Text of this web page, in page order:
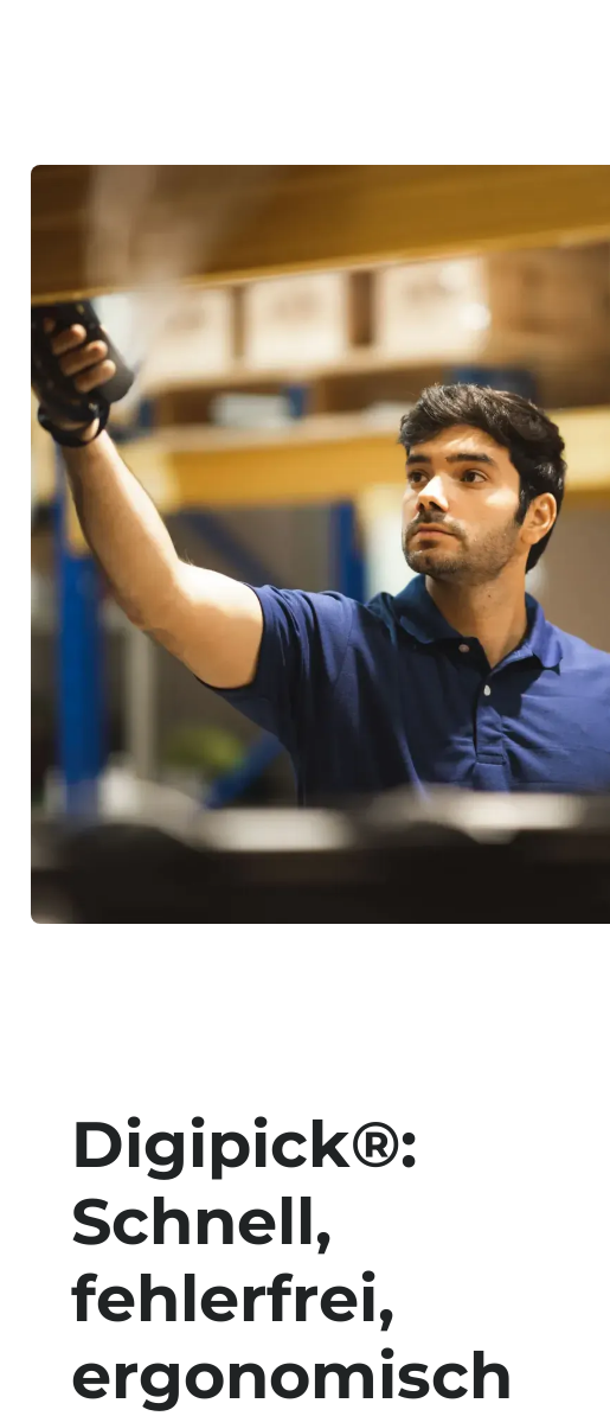
Digipick®:
Schnell,
fehlerfrei,
ergonomisch